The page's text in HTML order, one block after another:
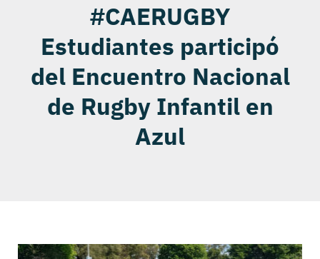
Contacto
#CAERUGBY
Estudiantes participó
del Encuentro Nacional
de Rugby Infantil en
Azul